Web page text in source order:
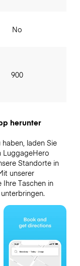
No
900
herunter
laden Sie
LuggageHero
Standorte in
unserer
Taschen in